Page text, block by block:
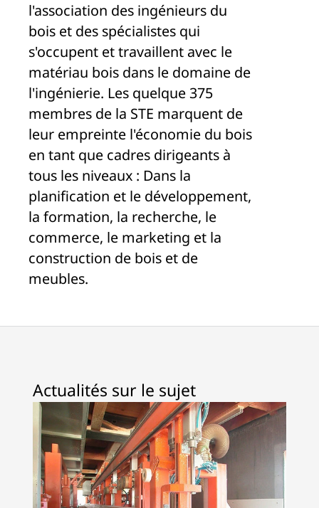
l'association des ingénieurs du
bois et des spécialistes qui
s'occupent et travaillent avec le
matériau bois dans le domaine de
l'ingénierie. Les quelque 375
membres de la STE marquent de
leur empreinte l'économie du bois
en tant que cadres dirigeants à
tous les niveaux : Dans la
planification et le développement,
la formation, la recherche, le
commerce, le marketing et la
construction de bois et de
meubles.
Actualités sur le sujet